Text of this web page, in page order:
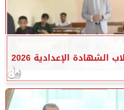
الإعدادية 2026